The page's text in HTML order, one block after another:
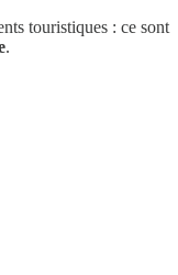
touristiques : ce sont
.